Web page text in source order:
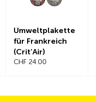
Umweltplakette
für Frankreich
(Crit’Air)
CHF 24.00